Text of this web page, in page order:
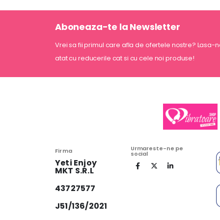
Aboneaza-te la Newsletter
Vrei sa fii primul care afla de ofertele nostre?
atat cu reducerile cat si cu cele noi produse!
Firma
Yeti Enjoy
MKT S.R.L
43727577
J51/136/2021
Urmareste-ne pe
social